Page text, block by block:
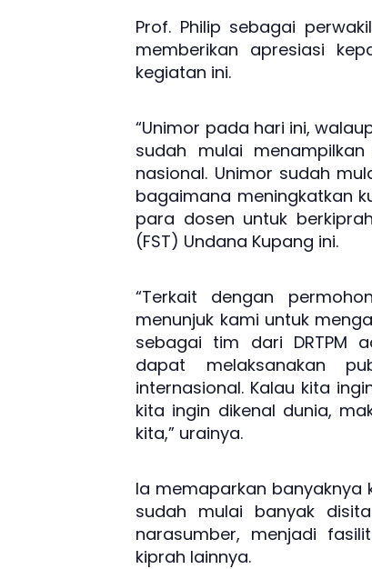
Prof. Philip sebagai
memberikan apresiasi
kegiatan ini.
“Unimor pada hari ini,
sudah mulai
nasional. Unimor sudah
bagaimana meningkatkan
para dosen untuk
(FST) Undana Kupang ini.
“Terkait dengan
menunjuk kami untuk
sebagai tim dari DRTPM
dapat melaksanakan
internasional. Kalau kita
kita ingin dikenal dunia,
kita,” urainya.
Ia memaparkan
sudah mulai banyak
narasumber, menjadi
kiprah lainnya.